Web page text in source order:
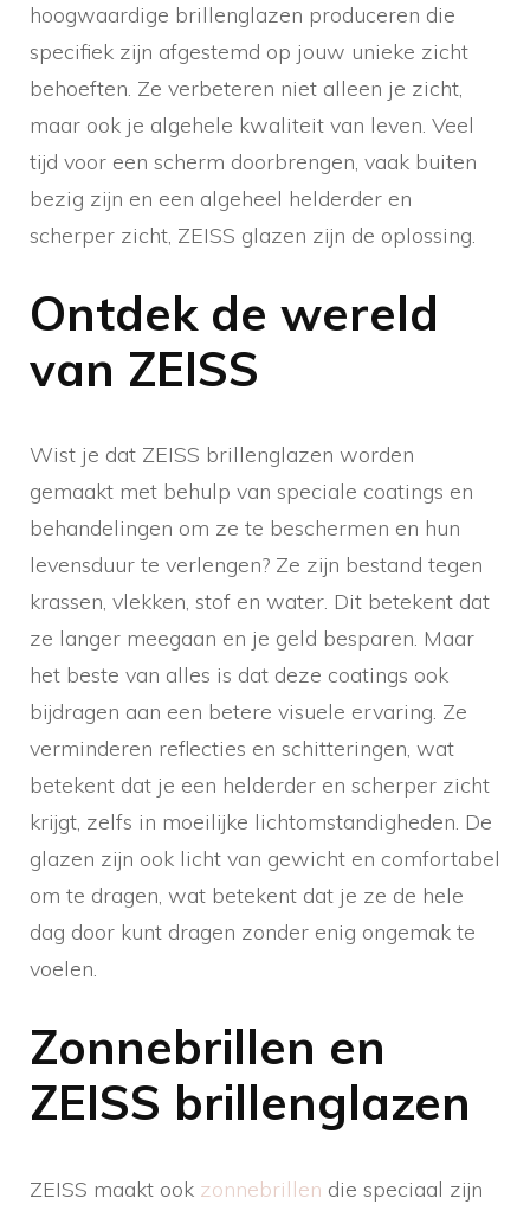
hoogwaardige brillenglazen produceren die
specifiek zijn afgestemd op jouw unieke zicht
behoeften. Ze verbeteren niet alleen je zicht,
maar ook je algehele kwaliteit van leven. Veel
tijd voor een scherm doorbrengen, vaak buiten
bezig zijn en een algeheel helderder en
scherper zicht, ZEISS glazen zijn de oplossing.
Ontdek de wereld
van ZEISS
Wist je dat ZEISS brillenglazen worden
gemaakt met behulp van speciale coatings en
behandelingen om ze te beschermen en hun
levensduur te verlengen? Ze zijn bestand tegen
krassen, vlekken, stof en water. Dit betekent dat
ze langer meegaan en je geld besparen. Maar
het beste van alles is dat deze coatings ook
bijdragen aan een betere visuele ervaring. Ze
verminderen reflecties en schitteringen, wat
betekent dat je een helderder en scherper zicht
krijgt, zelfs in moeilijke lichtomstandigheden. De
glazen zijn ook licht van gewicht en comfortabel
om te dragen, wat betekent dat je ze de hele
dag door kunt dragen zonder enig ongemak te
voelen.
Zonnebrillen en
ZEISS brillenglazen
ZEISS maakt ook zonnebrillen die speciaal zijn